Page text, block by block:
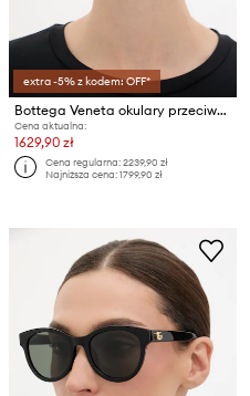
extra -5% z kodem: OFF*
Bottega Veneta okulary przeciwsłoneczne damskie
Cena aktualna:
1629,90 zł
Cena regularna:2239,90 zł
Najniższa cena:1799,90 zł